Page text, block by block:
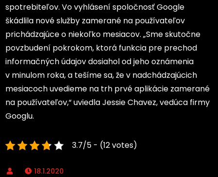
spotrebiteľov. Vo vyhlásení spoločnosť Google
škádlila nové služby zamerané na používateľov
prichádzajúce o niekoľko mesiacov. „Sme skutočne
povzbudení pokrokom, ktorá funkcia pre prechod
informačných údajov dosiahol od jeho oznámenia
v minulom roka, a tešíme sa, že v nadchádzajúcich
mesiacoch uvedieme na trh prvé aplikácie zamerané
na používateľov,“ uviedla Jessie Chavez, vedúca firmy
Googlu.
3.7/5 - (12 votes)
18.1.2020